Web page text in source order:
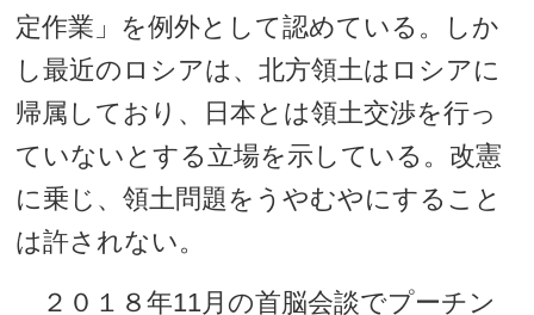
定作業」を例外として認めている。しか
し最近のロシアは、北方領土はロシアに
帰属しており、日本とは領土交渉を行っ
ていないとする立場を示している。改憲
に乗じ、領土問題をうやむやにすること
は許されない。
２０１８年11月の首脳会談でプーチン